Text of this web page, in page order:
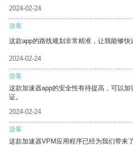
2024-02-24
游客
这款app的路线规划非常精准，让我能够快
2024-02-24
游客
这款加速器app的安全性有待提高，可以
证。
2024-02-24
游客
这款加速器VPM应用程序已经为我们带来